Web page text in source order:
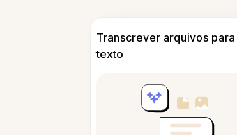
Transcrever arquivos para
texto